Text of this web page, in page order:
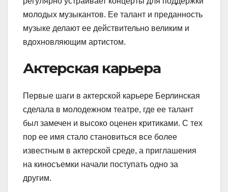
молодых музыкантов. Ее талант и преданность
музыке делают ее действительно великим и
вдохновляющим артистом.
Актерская карьера
Первые шаги в актерской карьере Берлинская
сделала в молодежном театре, где ее талант
был замечен и высоко оценен критиками. С тех
пор ее имя стало становиться все более
известным в актерской среде, а приглашения
на киносъемки начали поступать одно за
другим.